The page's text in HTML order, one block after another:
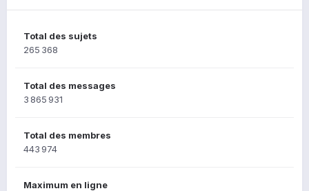
Total des sujets
265 368
Total des messages
3 865 931
Total des membres
443 974
Maximum en ligne